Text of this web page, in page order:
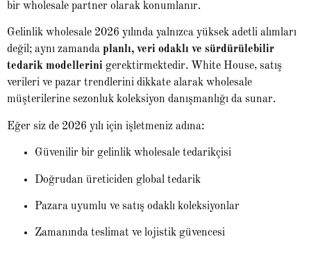
bir wholesale partner olarak konumlanır.
Gelinlik wholesale 2026 yılında yalnızca yüksek adetli alımları
değil; aynı zamanda planlı, veri odaklı ve sürdürülebilir
tedarik modellerini gerektirmektedir. White House, satış
verileri ve pazar trendlerini dikkate alarak wholesale
müşterilerine sezonluk koleksiyon danışmanlığı da sunar.
Eğer siz de 2026 yılı için işletmeniz adına:
Güvenilir bir gelinlik wholesale tedarikçisi
Doğrudan üreticiden global tedarik
Pazara uyumlu ve satış odaklı koleksiyonlar
Zamanında teslimat ve lojistik güvencesi